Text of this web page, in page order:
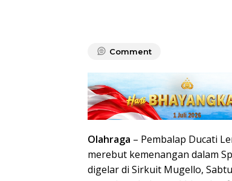
Comment
Olahraga – Pembalap Ducati
merebut kemenangan dalam
digelar di Sirkuit Mugello,